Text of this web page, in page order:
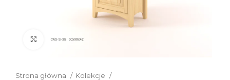
Click to enlarge
Strona główna
Kolekcje